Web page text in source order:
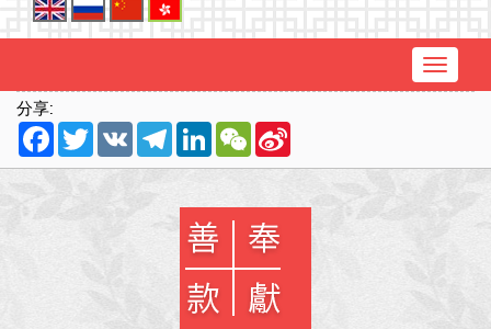
Toggle
分享:
Facebook
TwitterVK TelegramLinkedInWeChat